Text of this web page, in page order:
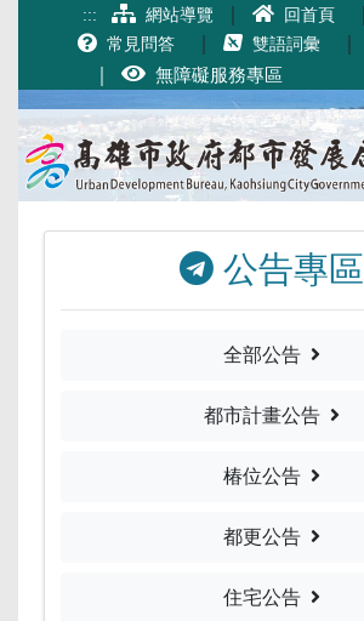
跳到主要內容
::: 網站導覽 回首頁
常見問答
雙語詞彙
無障礙服務專區
公告專區
全部公告
都市計畫公告
椿位公告
都更公告
住宅公告